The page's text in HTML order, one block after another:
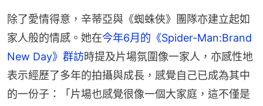
除了愛情得意，辛蒂亞與《蜘蛛俠》團隊亦建立起如
家人般的情感。她在今年6月的《Spider-Man:Brand
New Day》群訪時提及片場氛圍像一家人，亦感性地
表示經歷了多年的拍攝與成長，感覺自己已成為其中
的一份子：「片場也感覺很像一個大家庭，這不僅是